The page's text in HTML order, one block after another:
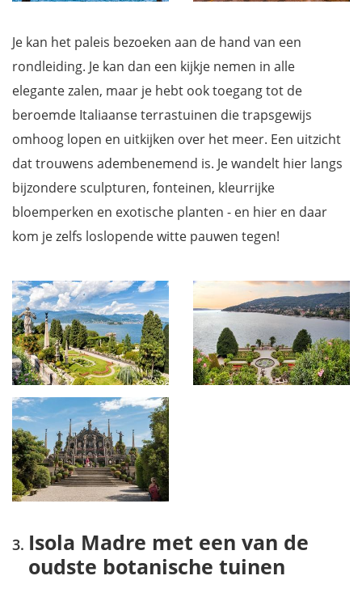
Je kan het paleis bezoeken aan de hand van een
rondleiding. Je kan dan een kijkje nemen in alle
elegante zalen, maar je hebt ook toegang tot de
beroemde Italiaanse terrastuinen die trapsgewijs
omhoog lopen en uitkijken over het meer. Een uitzicht
dat trouwens adembenemend is. Je wandelt hier langs
bijzondere sculpturen, fonteinen, kleurrijke
bloemperken en exotische planten - en hier en daar
kom je zelfs loslopende witte pauwen tegen!
Isola Madre met een van de
oudste botanische tuinen